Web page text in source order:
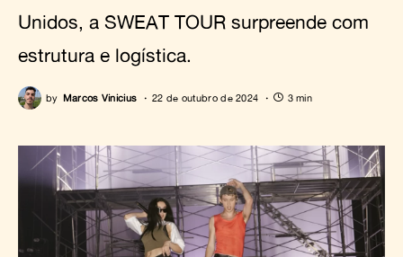
Unidos, a SWEAT TOUR surpreende com
estrutura e logística.
by Marcos Vinicius 22 de outubro de 2024 3 min